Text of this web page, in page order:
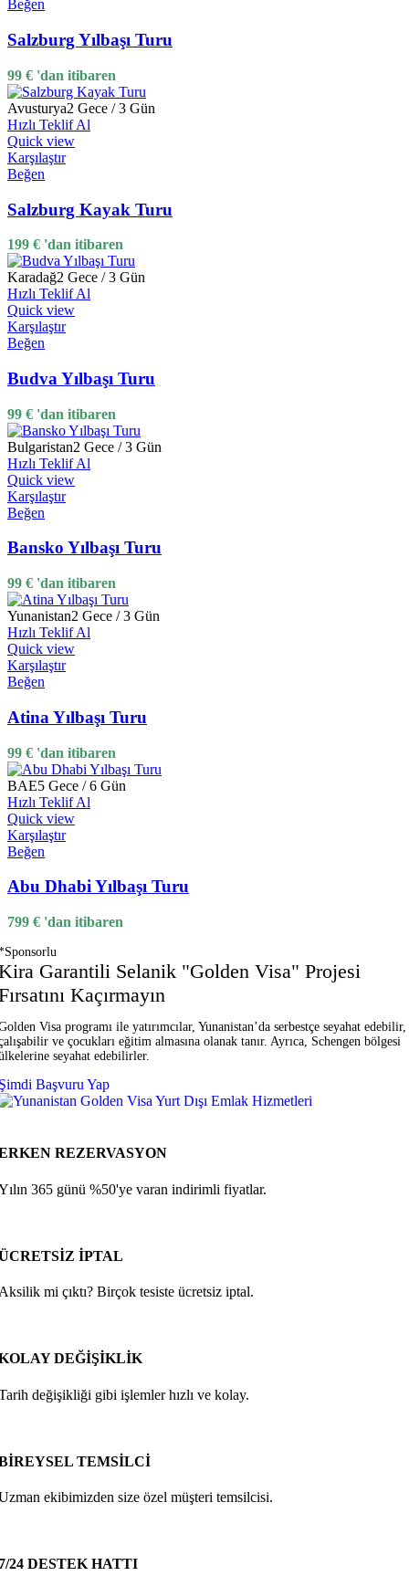
Beğen
Salzburg Yılbaşı Turu
99 € 'dan itibaren
Avusturya2 Gece / 3 Gün
Hızlı Teklif Al
Quick view
Karşılaştır
Beğen
Salzburg Kayak Turu
199 € 'dan itibaren
Karadağ2 Gece / 3 Gün
Hızlı Teklif Al
Quick view
Karşılaştır
Beğen
Budva Yılbaşı Turu
99 € 'dan itibaren
Bulgaristan2 Gece / 3 Gün
Hızlı Teklif Al
Quick view
Karşılaştır
Beğen
Bansko Yılbaşı Turu
99 € 'dan itibaren
Yunanistan2 Gece / 3 Gün
Hızlı Teklif Al
Quick view
Karşılaştır
Beğen
Atina Yılbaşı Turu
99 € 'dan itibaren
BAE5 Gece / 6 Gün
Hızlı Teklif Al
Quick view
Karşılaştır
Beğen
Abu Dhabi Yılbaşı Turu
799 € 'dan itibaren
Garantili Selanik "Golden Visa" Projesi
Kaçırmayın
Visa programı ile yatırımcılar, Yunanistan’da serbestçe seyahat edebilir,
ve çocukları eğitim almasına olanak tanır. Ayrıca, Schengen bölgesi
seyahat edebilirler.
Başvuru Yap
REZERVASYON
365 günü %50'ye varan indirimli fiyatlar.
İPTAL
mi çıktı? Birçok tesiste ücretsiz iptal.
DEĞİŞİKLİK
değişikliği gibi işlemler hızlı ve kolay.
TEMSİLCİ
ekibimizden size özel müşteri temsilcisi.
24 DESTEK HATTI